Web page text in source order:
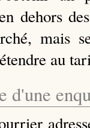
dehors
mais
au
d'une